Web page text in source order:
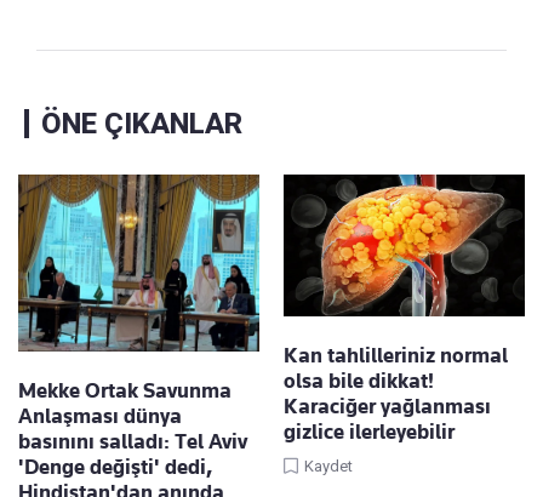
ÖNE ÇIKANLAR
Mekke Ortak Savunma
Anlaşması dünya
basınını salladı: Tel Aviv
'Denge değişti' dedi,
Hindistan'dan anında
Kan tahlilleriniz normal
olsa bile dikkat!
Karaciğer yağlanması
gizlice ilerleyebilir
Kaydet